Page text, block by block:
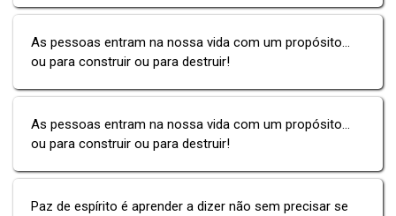
As pessoas entram na nossa vida com um propósito...
ou para construir ou para destruir!
As pessoas entram na nossa vida com um propósito...
ou para construir ou para destruir!
Paz de espírito é aprender a dizer não sem precisar se